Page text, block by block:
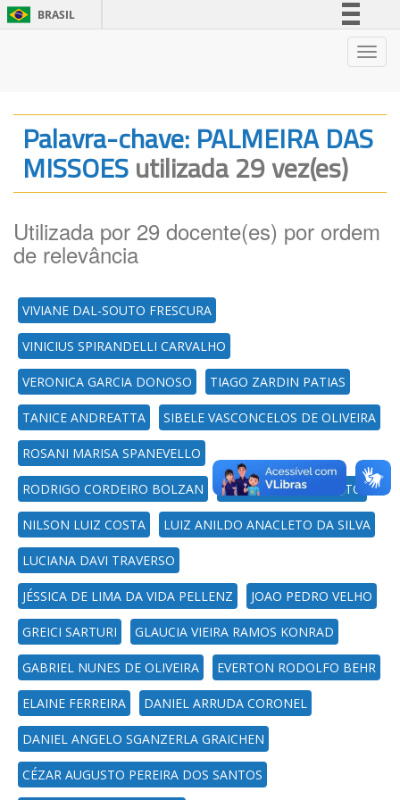
BRASIL
Legislação
Canais
Palavra-chave: PALMEIRA DAS
MISSOESutilizada 29 vez(es)
Utilizada por 29 docente(es) por ordem
de relevância
VIVIANE DAL-SOUTO FRESCURA
VINICIUS SPIRANDELLI CARVALHO
VERONICA GARCIA DONOSO TIAGO ZARDIN PATIAS
TANICE ANDREATTA SIBELE VASCONCELOS DE OLIVEIRA
ROSANI MARISA SPANEVELLO
RODRIGO CORDEIRO BOLZAN OLAVO AVALONE NETO
NILSON LUIZ COSTA LUIZ ANILDO ANACLETO DA SILVA
LUCIANA DAVI TRAVERSO
JÉSSICA DE LIMA DA VIDA PELLENZ JOAO PEDRO VELHO
GREICI SARTURI GLAUCIA VIEIRA RAMOS KONRAD
GABRIEL NUNES DE OLIVEIRA EVERTON RODOLFO BEHR
ELAINE FERREIRA DANIEL ARRUDA CORONEL
DANIEL ANGELO SGANZERLA GRAICHEN
CÉZAR AUGUSTO PEREIRA DOS SANTOS